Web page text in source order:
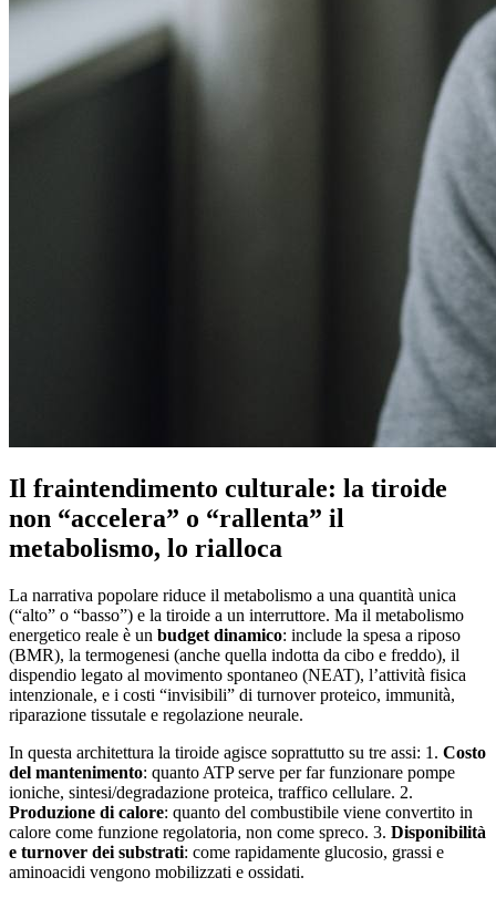
Il fraintendimento culturale: la tiroide
non “accelera” o “rallenta” il
metabolismo, lo rialloca
La narrativa popolare riduce il metabolismo a una quantità unica
(“alto” o “basso”) e la tiroide a un interruttore. Ma il metabolismo
energetico reale è un budget dinamico: include la spesa a riposo
(BMR), la termogenesi (anche quella indotta da cibo e freddo), il
dispendio legato al movimento spontaneo (NEAT), l’attività fisica
intenzionale, e i costi “invisibili” di turnover proteico, immunità,
riparazione tissutale e regolazione neurale.
In questa architettura la tiroide agisce soprattutto su tre assi: 1. Costo
del mantenimento: quanto ATP serve per far funzionare pompe
ioniche, sintesi/degradazione proteica, traffico cellulare. 2.
Produzione di calore: quanto del combustibile viene convertito in
calore come funzione regolatoria, non come spreco. 3. Disponibilità
e turnover dei substrati: come rapidamente glucosio, grassi e
aminoacidi vengono mobilizzati e ossidati.